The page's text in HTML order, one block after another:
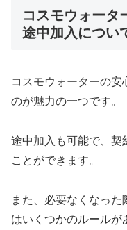
コスモウォータ
途中加入につい
コスモウォーターの安
のが魅力の一つです。
途中加入も可能で、契
ことができます。
また、必要なくなっ
はいくつかのルールが